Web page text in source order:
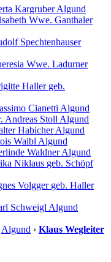
KargruberAlgund
Wwe. Ganthaler
Spechtenhauser
Wwe. Ladurner
Haller geb.
Cianetti Algund
Andreas Stoll Algund
HabicherAlgund
Waibl Algund
WaldnerAlgund
Niklaus geb. Schöpf
Volgger geb. Haller
Schweigl Algund
Algund › Klaus Wegleiter